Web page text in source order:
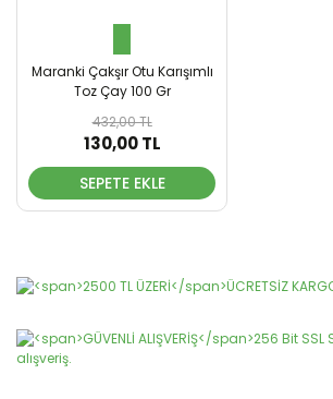
Maranki Çakşır Otu Karışımlı
Toz Çay 100 Gr
432,00 TL
130,00 TL
SEPETE EKLE